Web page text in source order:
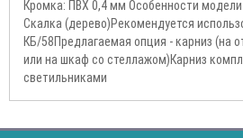
Кромка: ПВХ 0,4 мм Особенности модели
Скалка (дерево)Рекомендуется
КБ/58Предлагаемая опция - карниз (на
или на шкаф со стеллажом)Карниз
светильниками